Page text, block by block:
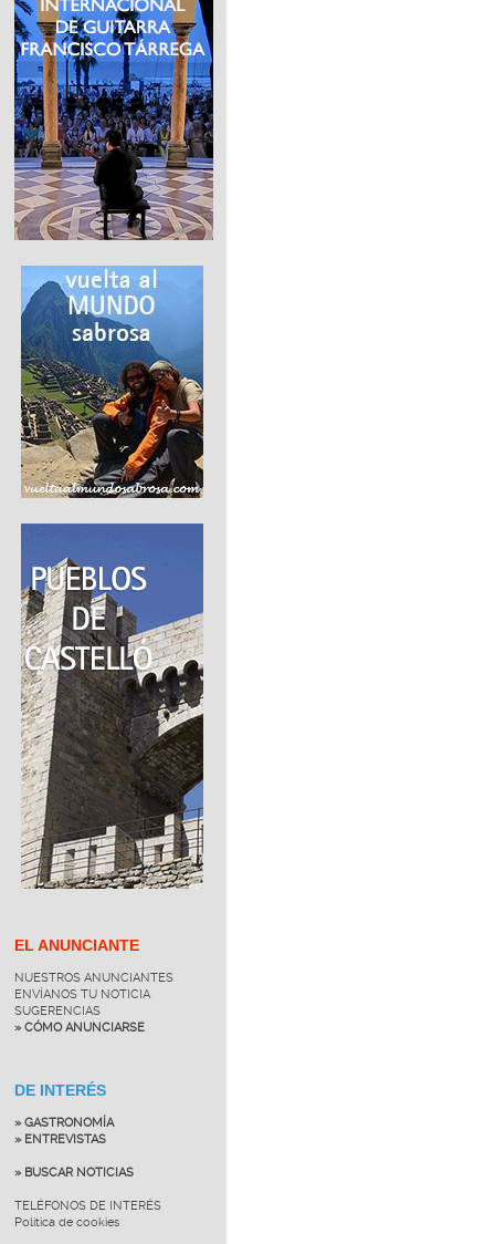
EL ANUNCIANTE
NUESTROS ANUNCIANTES
ENVÍANOS TU NOTICIA
SUGERENCIAS
» CÓMO ANUNCIARSE
DE INTERÉS
» GASTRONOMÍA
» ENTREVISTAS
» BUSCAR NOTICIAS
TELÉFONOS DE INTERÉS
Política de cookies